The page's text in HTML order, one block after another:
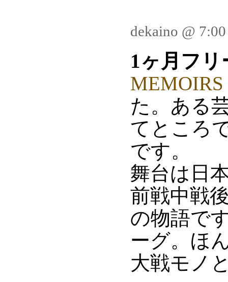
dekaino @
1ヶ月フ
た。ある
てところ
です。
舞台は日
前戦中戦
の物語で
ーグ。ほ
大戦モノ